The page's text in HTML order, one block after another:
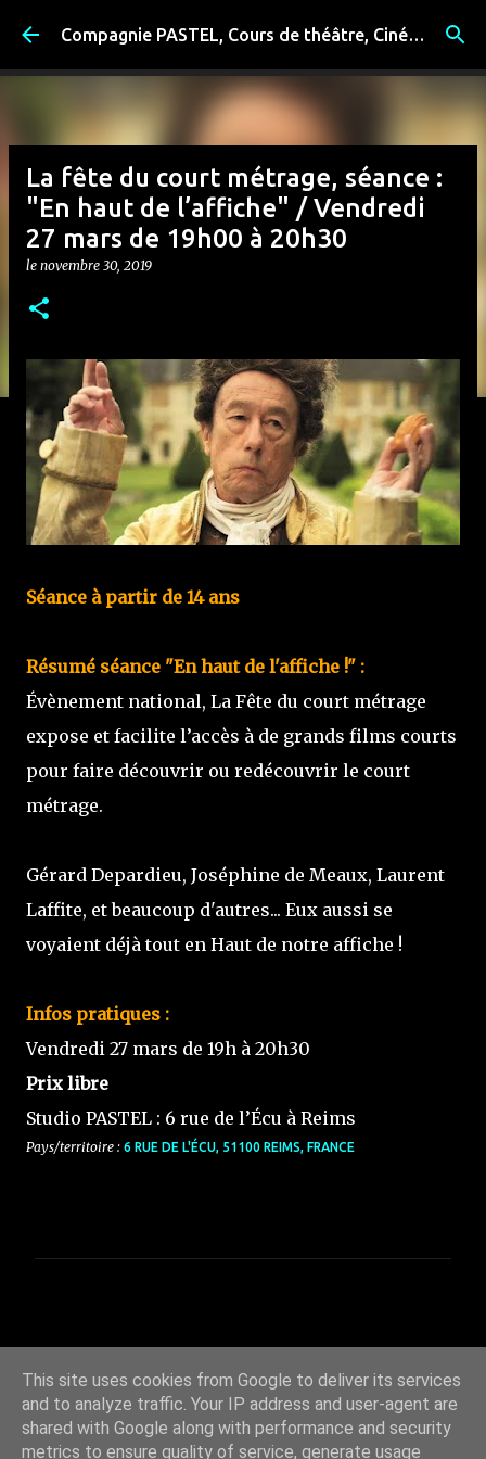
Accéder au contenu principal Compagnie PASTEL, Cours de théâtre, Cinéma, Exposition, Ateliers artistiques, Spectacle à Reims
La fête du court métrage, séance :
"En haut de l’affiche" / Vendredi
27 mars de 19h00 à 20h30
le novembre 30, 2019
Séance à partir de 14 ans
Résumé séance "En haut de l'affiche !" :
Évènement national, La Fête du court métrage
expose et facilite l’accès à de grands films courts
pour faire découvrir ou redécouvrir le court
métrage.
Gérard Depardieu, Joséphine de Meaux, Laurent
Laffite, et beaucoup d'autres... Eux aussi se
voyaient déjà tout en Haut de notre affiche !
Infos pratiques :
Vendredi 27 mars de 19h à 20h30
Prix libre
Studio PASTEL : 6 rue de l’Écu à Reims
Pays/territoire : 6 RUE DE L'ÉCU, 51100 REIMS, FRANCE
m
m
e
n
This site uses cookies from Google to deliver its services
and to analyze traffic. Your IP address and user-agent are
shared with Google along with performance and security
metrics to ensure quality of service, generate usage